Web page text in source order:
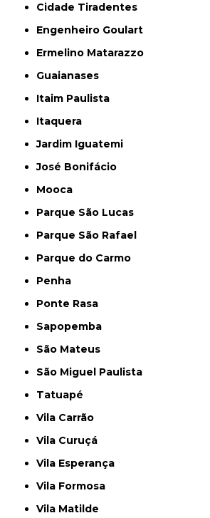
Cidade Tiradentes
Engenheiro Goulart
Ermelino Matarazzo
Guaianases
Itaim Paulista
Itaquera
Jardim Iguatemi
José Bonifácio
Mooca
Parque São Lucas
Parque São Rafael
Parque do Carmo
Penha
Ponte Rasa
Sapopemba
São Mateus
São Miguel Paulista
Tatuapé
Vila Carrão
Vila Curuçá
Vila Esperança
Vila Formosa
Vila Matilde